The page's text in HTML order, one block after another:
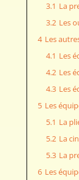
3.1 La
3.2 Les
4 Les
4.1 Les
4.2 Les
4.3 Les
5 Les
5.1 La
5.2 La
5.3 La
6 Les